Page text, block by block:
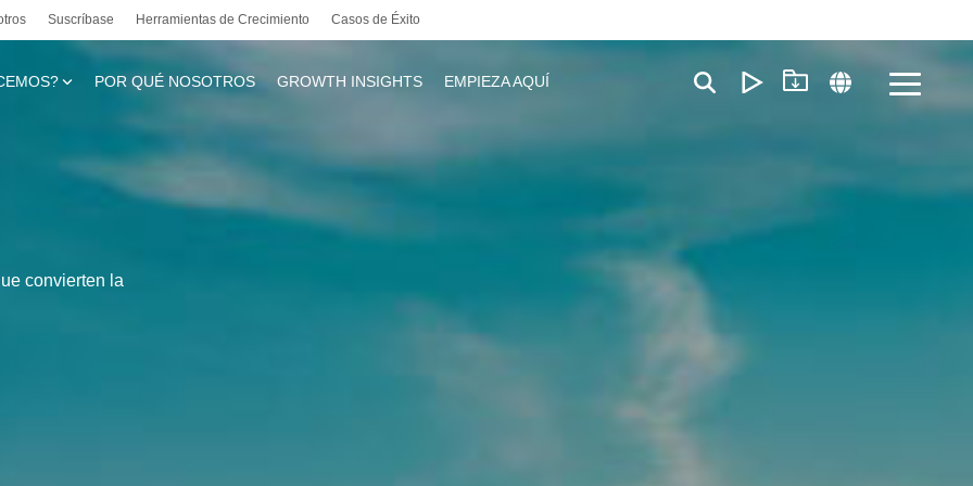
Suscríbase Herramientas de Crecimiento Casos de Éxito
POR QUÉ NOSOTROS GROWTH INSIGHTS EMPIEZA AQUÍ
Toggle
Menu
convierten la